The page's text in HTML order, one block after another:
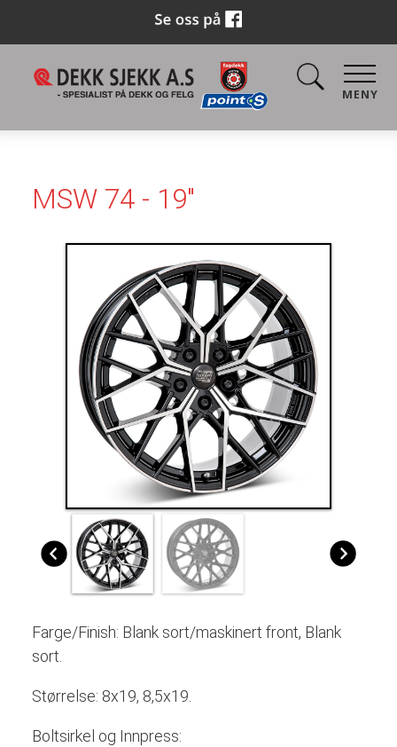
MENY
MSW 74 - 19"
Farge/Finish: Blank sort/maskinert front, Blank
sort
Størrelse: 8x19, 8,5x19.
Boltsirkel og Innpress: